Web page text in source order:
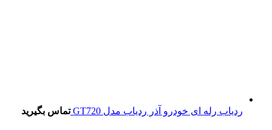
ردیاب رله ای خودرو آذر ردیاب مدل GT720 تماس بگیرید